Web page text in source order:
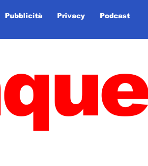
Pubblicità Privacy Podcast